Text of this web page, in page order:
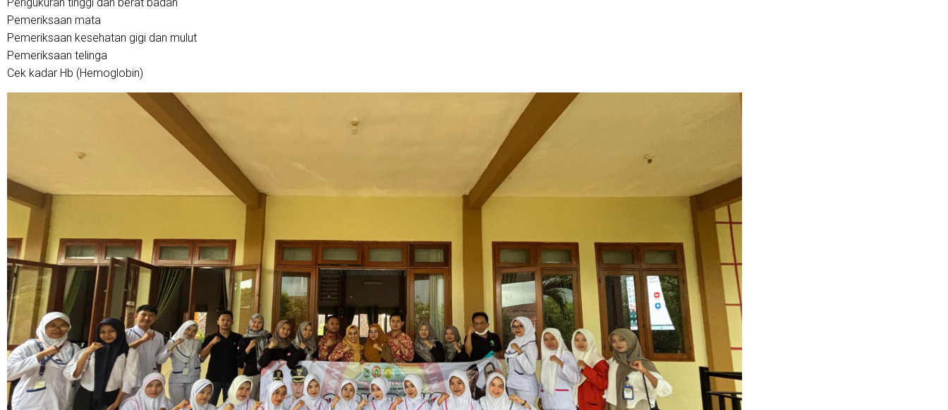
Pemeriksaan mata
Pemeriksaan kesehatan gigi dan mulut
Pemeriksaan telinga
Cek kadar Hb (Hemoglobin)